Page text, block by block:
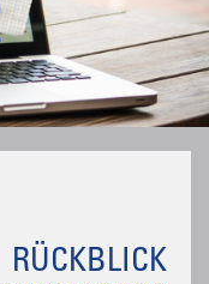
RÜCKBLICK